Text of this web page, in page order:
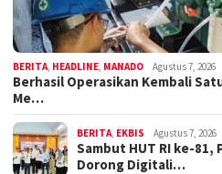
BERITA HEADLINE MANADO Agustus 7, 2026
Berhasil Operasikan Kembali
Me…
BERITA EKBIS Agustus 7, 2026
Sambut HUT RI ke-81,
Dorong Digitali…